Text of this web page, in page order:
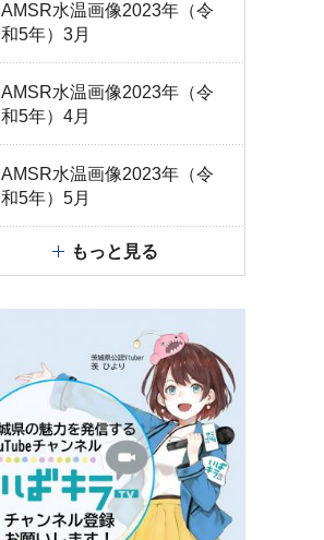
AMSR水温画像2023年（令
和5年）3月
AMSR水温画像2023年（令
和5年）4月
AMSR水温画像2023年（令
和5年）5月
もっと見る